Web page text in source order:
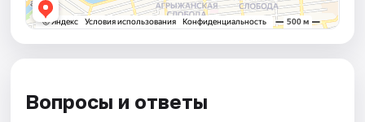
Вопросы и ответы